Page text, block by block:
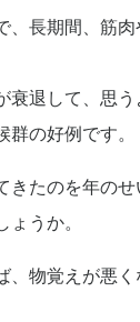
、長期間、筋
衰退して、思う
群の好例です。
きたのを年の
ょうか。
、物覚えが悪